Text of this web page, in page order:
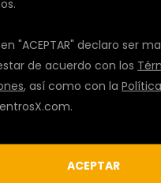
"ACEPTAR" declaro ser
de acuerdo con los
, así como con la
ACEPTAR